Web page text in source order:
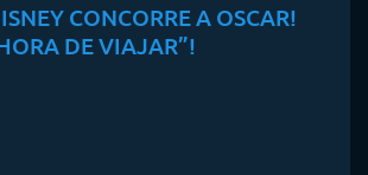
CONCORRE A OSCAR!
DE VIAJAR”!